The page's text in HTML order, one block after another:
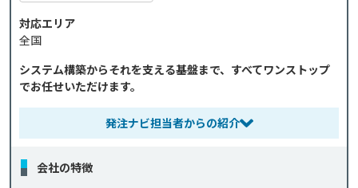
対応エリア
全国
システム構築からそれを支える基盤まで、すべてワンストップ
でお任せいただけます。
発注ナビ担当者からの紹介
会社の特徴